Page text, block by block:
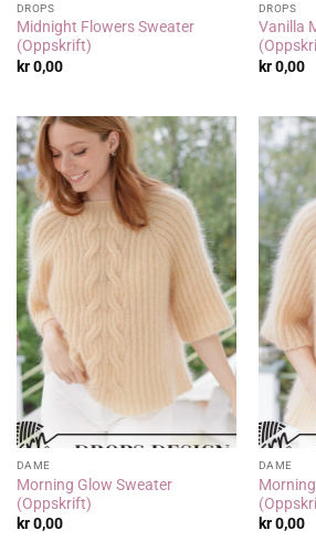
DROPS
Midnight Flowers Sweater
(Oppskrift)
kr0,00
DROPS
Vanilla
kr0,00
DAME
Morning Glow Sweater
(Oppskrift)
kr0,00
DAME
kr0,00